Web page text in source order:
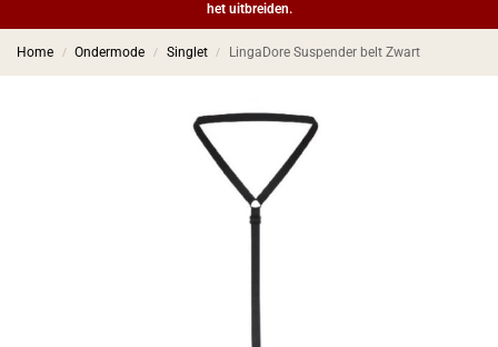
het uitbreiden.
Home / Ondermode / Singlet / LingaDore Suspender belt Zwart